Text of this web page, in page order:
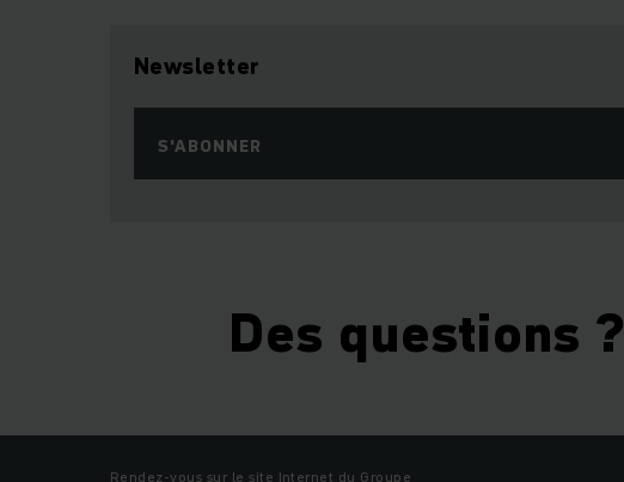
Newsletter
S'ABONNER
Des questions ?
Rendez-vous sur le site Internet du Groupe